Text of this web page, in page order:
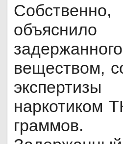
объяснило
веществом,
наркотиком
граммов.